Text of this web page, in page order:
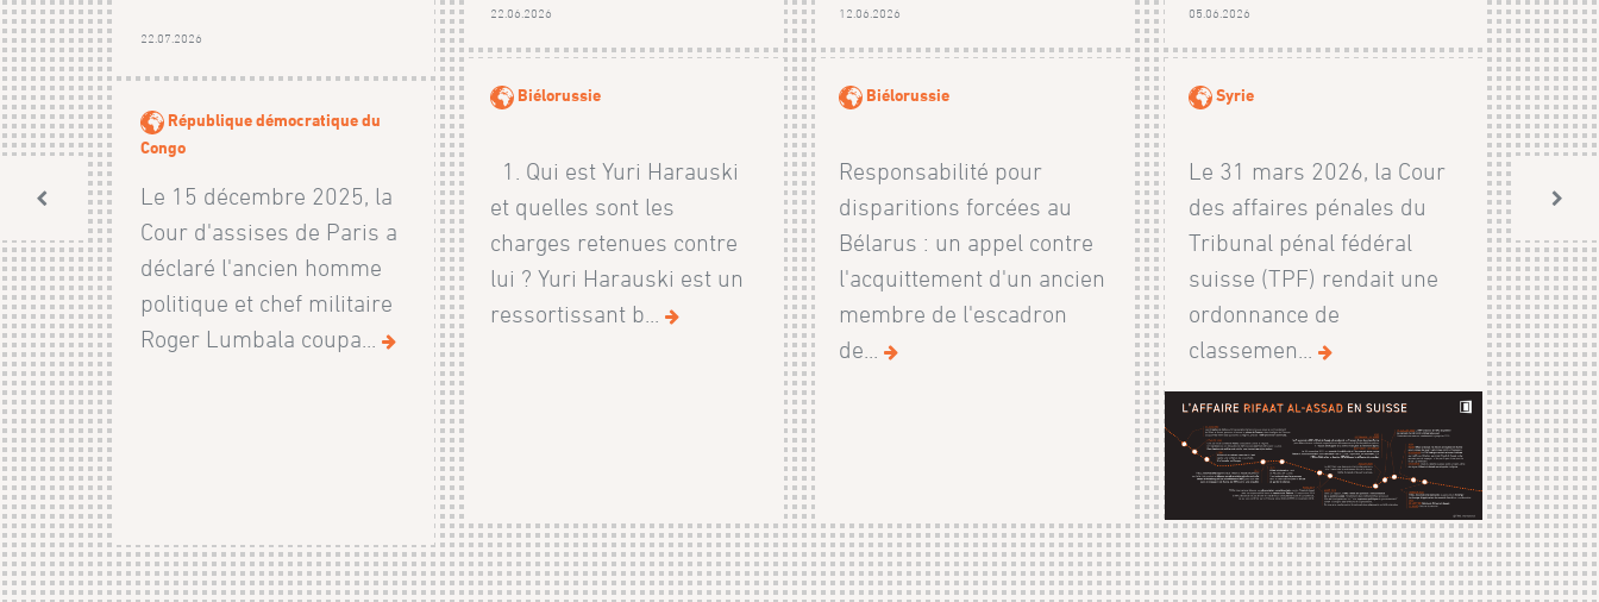
22.07.2026
République démocratique du
Congo
Le 15 décembre 2025, la
Cour d'assises de Paris a
déclaré l'ancien homme
politique et chef militaire
Roger Lumbala coupa...
22.06.2026
Biélorussie
1. Qui est Yuri Harauski
et quelles sont les
charges retenues contre
lui ? Yuri Harauski est un
ressortissant b...
12.06.2026
Biélorussie
Responsabilité pour
disparitions forcées au
Bélarus : un appel contre
l'acquittement d'un ancien
membre de l'escadron
de...
05.06.2026
Syrie
Le 31 mars 2026, la Cour
des affaires pénales du
Tribunal pénal fédéral
suisse (TPF) rendait une
ordonnance de
classemen...